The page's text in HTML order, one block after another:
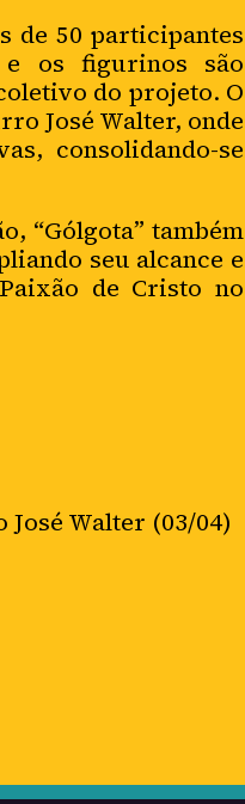
de 50 participantes
os figurinos são
do projeto. O
José Walter, onde
consolidando-se
“Gólgota” também
seu alcance e
de Cristo no
Walter (03/04)